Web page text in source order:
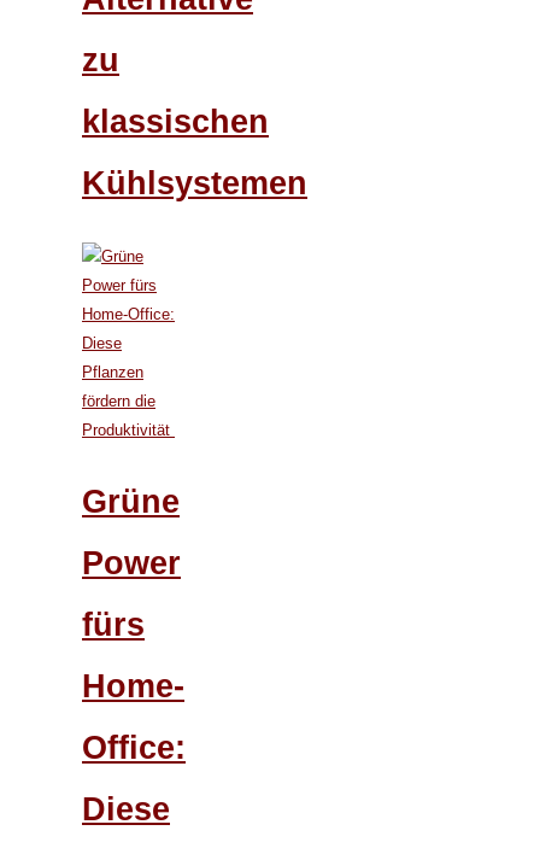
zu
klassischen
Kühlsystemen
Grüne
Power
fürs
Home-
Office:
Diese